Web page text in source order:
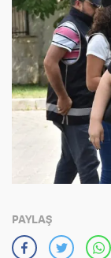
PAYLAŞ